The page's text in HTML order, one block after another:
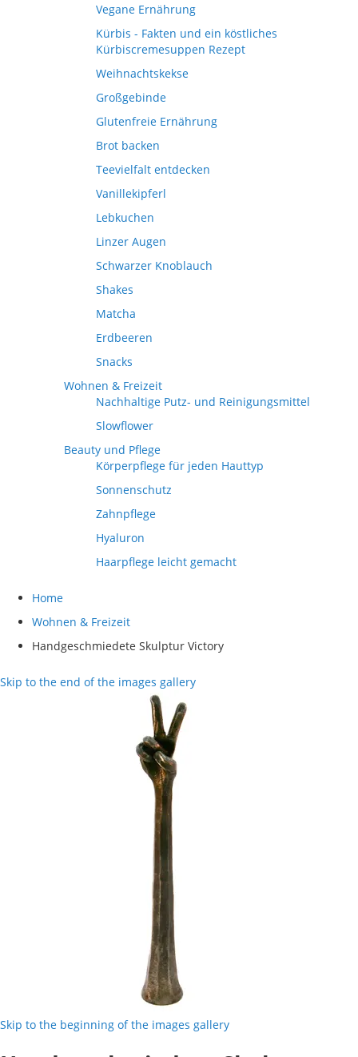
Vegane Ernährung
Kürbis - Fakten und ein köstliches
Kürbiscremesuppen Rezept
Weihnachtskekse
Großgebinde
Glutenfreie Ernährung
Brot backen
Teevielfalt entdecken
Vanillekipferl
Lebkuchen
Linzer Augen
Schwarzer Knoblauch
Shakes
Matcha
Erdbeeren
Snacks
Wohnen & Freizeit
Nachhaltige Putz- und Reinigungsmittel
Slowflower
Beauty und Pflege
Körperpflege für jeden Hauttyp
Sonnenschutz
Zahnpflege
Hyaluron
Haarpflege leicht gemacht
Home
Wohnen & Freizeit
Handgeschmiedete Skulptur Victory
Skip to the end of the images gallery
Skip to the beginning of the images gallery